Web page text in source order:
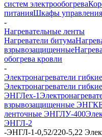
систем электрообогрева
питанияШкафы управления
-
Нагревательные ленты
Нагреватели битума
взрывозащищенные
обогрева кровли
-
Электронагреватели
Электронагреватели
ЭНГЛех-1
взрывозащищенные
ленточные ЭНГЛУ-400
ЭНГЛ-2
-ЭНГЛ-1-0,52/220-5,22